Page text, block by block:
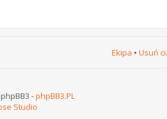
Ekipa • Usuń
-phpBB3.PL
Studio